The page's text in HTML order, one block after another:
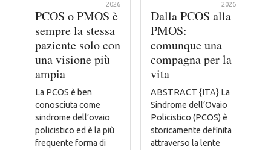
2026
PCOS o PMOS è
sempre la stessa
paziente solo con
una visione più
ampia
La PCOS è ben
conosciuta come
sindrome dell’ovaio
policistico ed è la più
frequente forma di
2026
Dalla PCOS alla
PMOS:
comunque una
compagna per la
vita
ABSTRACT {ITA} La
Sindrome dell’Ovaio
Policistico (PCOS) è
storicamente definita
attraverso la lente